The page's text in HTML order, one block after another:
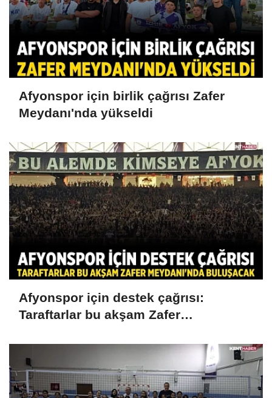
Afyonspor için birlik çağrısı Zafer
Meydanı'nda yükseldi
Afyonspor için destek çağrısı:
Taraftarlar bu akşam Zafer